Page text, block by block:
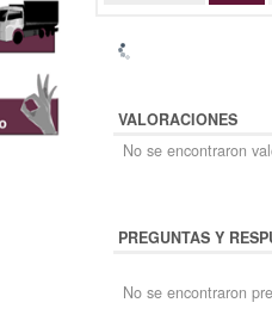
VALORACIONES
No se encontraron
PREGUNTAS Y
No se encontraron